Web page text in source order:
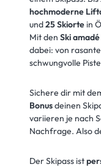
hochmoderne
und25 Skiortein
Mit den Ski
dabei: von
schwungvolle
Sichere dir mit
Bonusdeinen
variieren je nach
Nachfrage. Also
Der Skipass ist